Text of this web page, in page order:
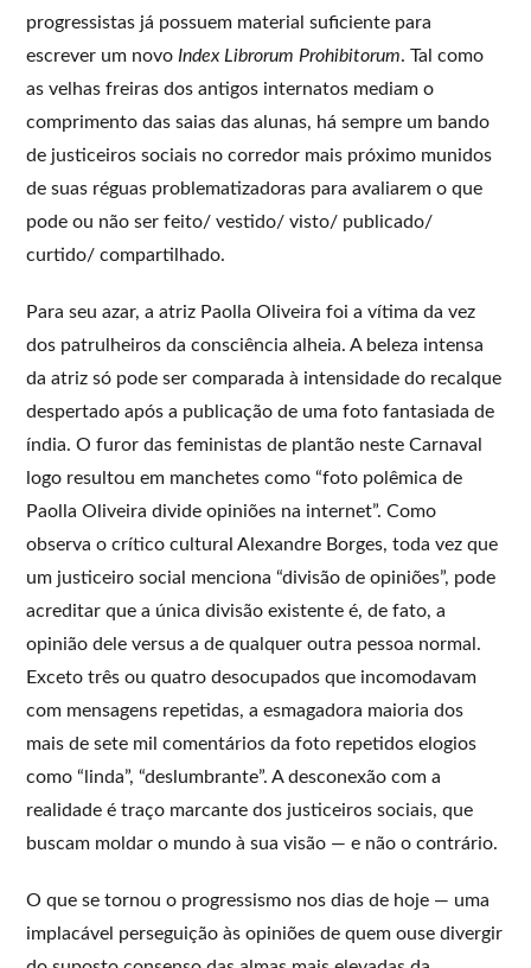
progressistas já possuem material suficiente para
escrever um novo Index Librorum Prohibitorum. Tal como
as velhas freiras dos antigos internatos mediam o
comprimento das saias das alunas, há sempre um bando
de justiceiros sociais no corredor mais próximo munidos
de suas réguas problematizadoras para avaliarem o que
pode ou não ser feito/ vestido/ visto/ publicado/
curtido/ compartilhado.
Para seu azar, a atriz Paolla Oliveira foi a vítima da vez
dos patrulheiros da consciência alheia. A beleza intensa
da atriz só pode ser comparada à intensidade do recalque
despertado após a publicação de uma foto fantasiada de
índia. O furor das feministas de plantão neste Carnaval
logo resultou em manchetes como “foto polêmica de
Paolla Oliveira divide opiniões na internet”. Como
observa o crítico cultural Alexandre Borges, toda vez que
um justiceiro social menciona “divisão de opiniões”, pode
acreditar que a única divisão existente é, de fato, a
opinião dele versus a de qualquer outra pessoa normal.
Exceto três ou quatro desocupados que incomodavam
com mensagens repetidas, a esmagadora maioria dos
mais de sete mil comentários da foto repetidos elogios
como “linda”, “deslumbrante”. A desconexão com a
realidade é traço marcante dos justiceiros sociais, que
buscam moldar o mundo à sua visão — e não o contrário.
O que se tornou o progressismo nos dias de hoje — uma
implacável perseguição às opiniões de quem ouse divergir